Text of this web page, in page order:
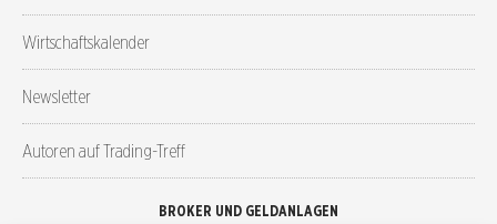
Wirtschaftskalender
Newsletter
Autoren auf Trading-Treff
BROKER UND GELDANLAGEN